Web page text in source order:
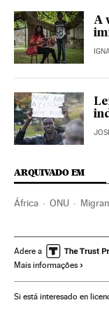
A
ARQUIVADO EM
África ONU
Relações exteriores
Bombardeios
Refugiados Magrebe
Adere a
Mais informações
Si está interesado en